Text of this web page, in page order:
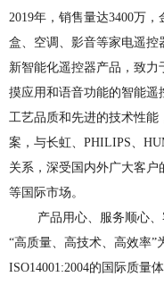
2019年，销售量达3400万
盒、空调、影音等家电遥
新智能化遥控器产品，致
摸应用和语音功能的智能遥
工艺品质和先进的技术性能
案，与长虹、PHILIPS、
关系，深受国内外广大客户
等国际市场。
产品用心、服务顺心、
“高质量、高技术、高效率”
ISO14001:2004的国际质量